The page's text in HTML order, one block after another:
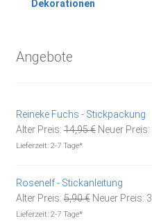
Dekorationen
Angebote
Reineke Fuchs - Stickpackung
Alter Preis: 14,95€ Neuer Preis:
Lieferzeit: 2-7 Tage*
Rosenelf - Stickanleitung
Alter Preis: 5,90€ Neuer Preis:
Lieferzeit: 2-7 Tage*